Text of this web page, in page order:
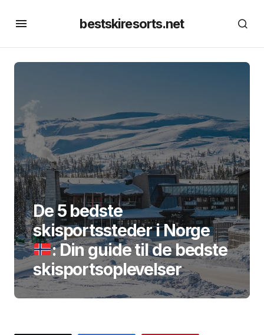
bestskiresorts.net
De 5 bedste
skisportssteder i Norge
: Din guide til de bedste
skisportsoplevelser